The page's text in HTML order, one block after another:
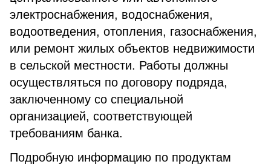
электроснабжения, водоснабжения,
водоотведения, отопления, газоснабжения,
или ремонт жилых объектов недвижимости
в сельской местности. Работы должны
осуществляться по договору подряда,
заключенному со специальной
организацией, соответствующей
требованиям банка.
Подробную информацию по продуктам